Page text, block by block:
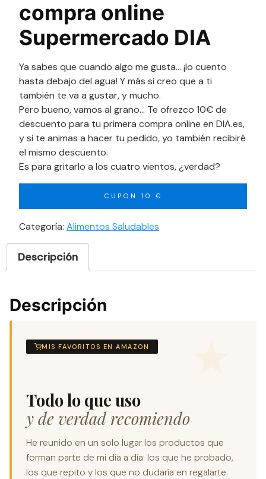
compra online
Supermercado DIA
Ya sabes que cuando algo me gusta… ¡lo cuento
hasta debajo del agua! Y más si creo que a ti
también te va a gustar, y mucho.
Pero bueno, vamos al grano… Te ofrezco 10€ de
descuento para tu primera compra online en DIA.es,
y si te animas a hacer tu pedido, yo también recibiré
el mismo descuento.
Es para gritarlo a los cuatro vientos, ¿verdad?
CUPON 10 €
Categoría: Alimentos Saludables
Descripción
Descripción
MIS FAVORITOS EN AMAZON
Todo lo que uso
y de verdad recomiendo
He reunido en un solo lugar los productos que
forman parte de mi día a día: los que he probado,
los que repito y los que no dudaría en regalarte.